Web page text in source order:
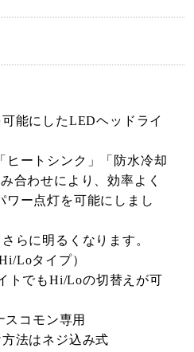
能にしたLEDヘッドライ
ヒートシンク」「防水冷却
合わせにより、効率よく
ワー点灯を可能にしまし
らに明るくなります。
Loタイプ）
トでもHi/Loの切替えが可
コモン専用
法はネジ込み式